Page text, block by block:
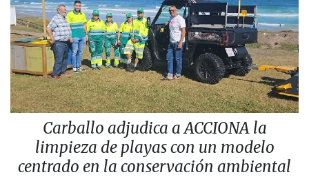
Carballo adjudica a ACCIONA la
limpieza de playas con un modelo
centrado en la conservación ambiental